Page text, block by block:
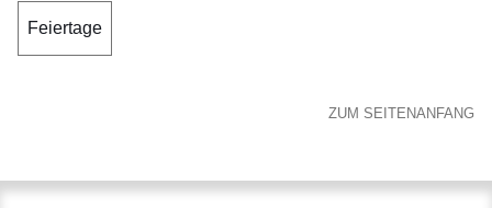
Feiertage
ZUM SEITENANFANG